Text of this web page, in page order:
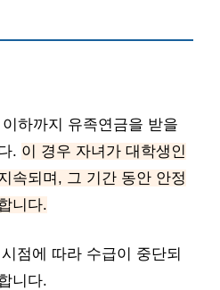
하까지 유족연금을 받을
. 이 경우 자녀가 대학생인
속되며, 그 기간 동안 안정
니다.
점에 따라 수급이 중단되
니다.